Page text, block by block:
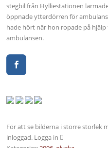
stegbil från Hylliestationen
öppnade ytterdörren för
hade hört när hon ropade på
ambulansen.
För att se bilderna i större storlek
inloggad. Logga in